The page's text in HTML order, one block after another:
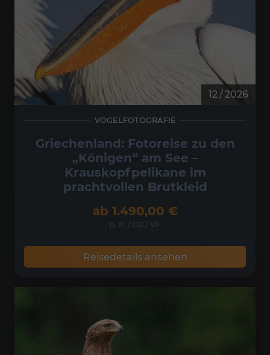
12 / 2026
VOGELFOTOGRAFIE
Griechenland: Fotoreise zu den
„Königen“ am See –
Krauskopfpelikane im
prachtvollen Brutkleid
ab 1.490,00 €
p. P. / DZ / VP
Reisedetails ansehen